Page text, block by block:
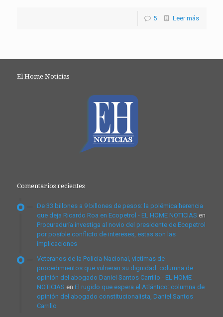
5 Leer más
El Home Noticias
Comentarios recientes
De 33 billones a 9 billones de pesos: la polémica herencia
que deja Ricardo Roa en Ecopetrol - EL HOME NOTICIAS en
Procuraduría investiga al novio del presidente de Ecopetrol
por posible conflicto de intereses, estas son las
implicaciones
Veteranos de la Policía Nacional, víctimas de
procedimientos que vulneran su dignidad: columna de
opinión del abogado Daniel Santos Carrillo - EL HOME
NOTICIAS en El rugido que espera el Atlántico: columna de
opinión del abogado constitucionalista, Daniel Santos
Carrillo